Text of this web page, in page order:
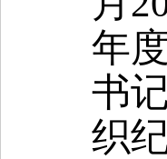
年
书
织